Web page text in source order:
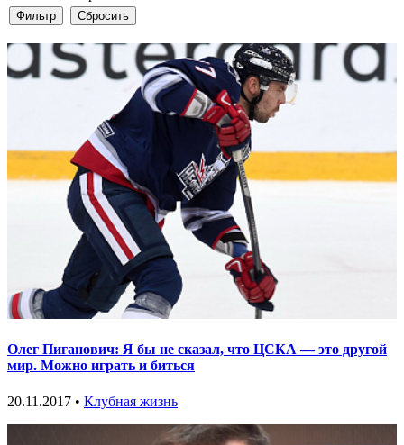
Олег Пиганович: Я бы не сказал, что ЦСКА — это другой
мир. Можно играть и биться
20.11.2017 • Клубная жизнь